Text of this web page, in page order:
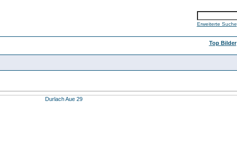
Erweiterte Suche
Top Bilder